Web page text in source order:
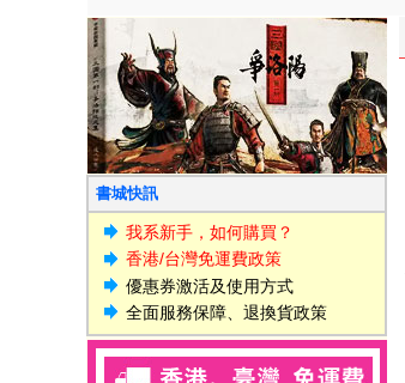
書城快訊
我系新手，如何購買？
香港/台灣免運費政策
優惠券激活及使用方式
全面服務保障、退換貨政策